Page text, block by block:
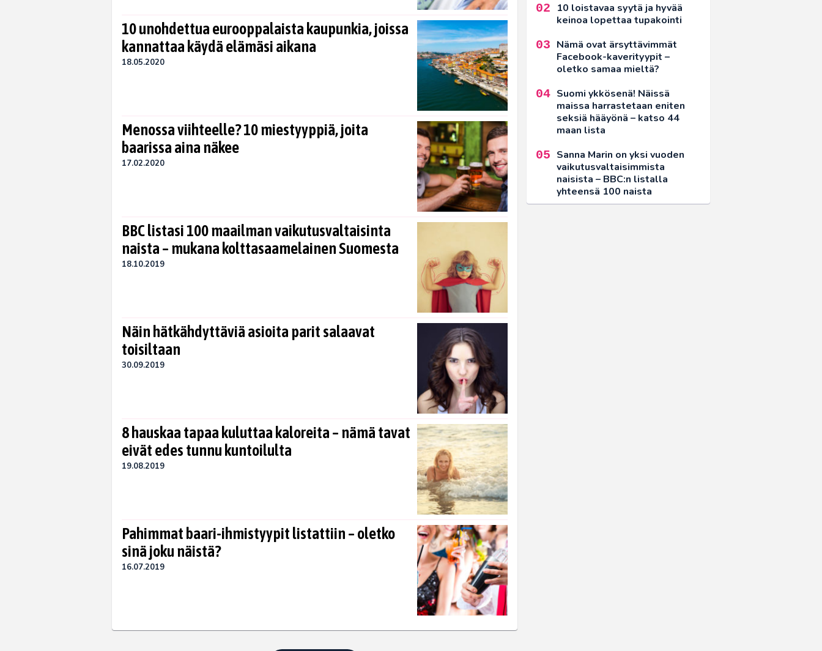
10 unohdettua eurooppalaista kaupunkia, joissa
kannattaa käydä elämäsi aikana
18.05.2020
Menossa viihteelle? 10 miestyyppiä, joita
baarissa aina näkee
17.02.2020
BBC listasi 100 maailman vaikutusvaltaisinta
naista – mukana kolttasaamelainen Suomesta
18.10.2019
Näin hätkähdyttäviä asioita parit salaavat
toisiltaan
30.09.2019
8 hauskaa tapaa kuluttaa kaloreita – nämä tavat
eivät edes tunnu kuntoilulta
19.08.2019
Pahimmat baari-ihmistyypit listattiin – oletko
sinä joku näistä?
16.07.2019
10 loistavaa syytä ja hyvää
keinoa lopettaa tupakointi
Nämä ovat ärsyttävimmät
Facebook-kaverityypit –
oletko samaa mieltä?
Suomi ykkösenä! Näissä
maissa harrastetaan eniten
seksiä hääyönä – katso 44
maan lista
Sanna Marin on yksi vuoden
vaikutusvaltaisimmista
naisista – BBC:n listalla
yhteensä 100 naista